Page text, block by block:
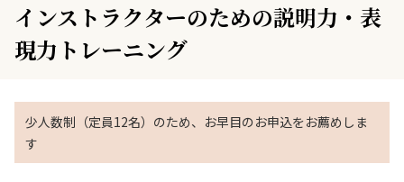
インストラクターのための説明力・表
現力トレーニング
少人数制（定員12名）のため、お早目のお申込をお薦めしま
す